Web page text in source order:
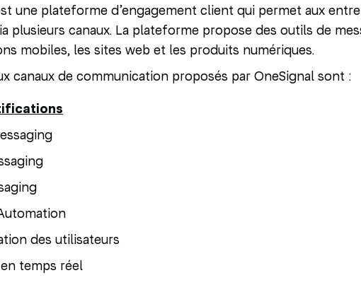
une plateforme d’engagement client qui permet aux
plusieurs canaux. La plateforme propose des outils de
mobiles, les sites web et les produits numériques.
canaux de communication proposés par OneSignal sont :
des utilisateurs
temps réel